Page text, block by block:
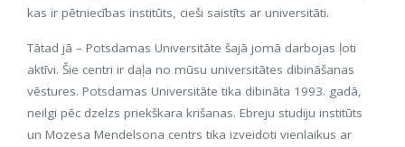
kas ir pētniecības institūts, cieši saistīts ar universitāti.
Tātad jā – Potsdamas Universitāte šajā jomā darbojas ļoti
aktīvi. Šie centri ir daļa no mūsu universitātes dibināšanas
vēstures. Potsdamas Universitāte tika dibināta 1993. gadā,
neilgi pēc dzelzs priekškara krišanas. Ebreju studiju institūts
un Mozesa Mendelsona centrs tika izveidoti vienlaikus ar